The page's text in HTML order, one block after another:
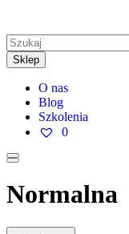
Sklep
O nas
Blog
Szkolenia
0
Normalna